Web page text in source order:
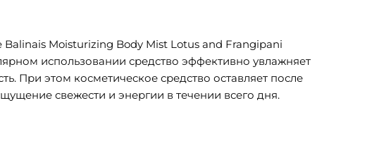
Moisturizing Body Mist Lotus and Frangipani
использовании средство эффективно увлажняет
При этом косметическое средство оставляет после
свежести и энергии в течении всего дня.